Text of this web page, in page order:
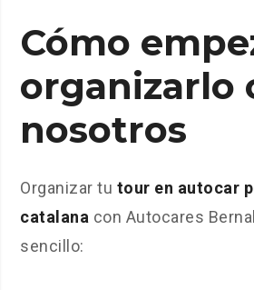
Cómo
organizarlo
nosotros
Organizar tu tour en autocar
catalana con Autocares
sencillo: